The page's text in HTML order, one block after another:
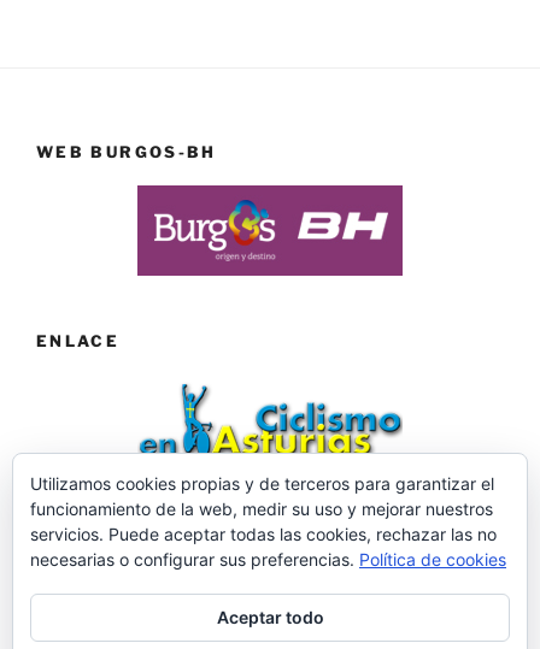
WEB BURGOS-BH
ENLACE
Web desarrollada por ©Roberto Menéndez Mateos
Utilizamos cookies propias y de terceros para garantizar el
funcionamiento de la web, medir su uso y mejorar nuestros
servicios. Puede aceptar todas las cookies, rechazar las no
necesarias o configurar sus preferencias. Política de cookies
Aceptar todo